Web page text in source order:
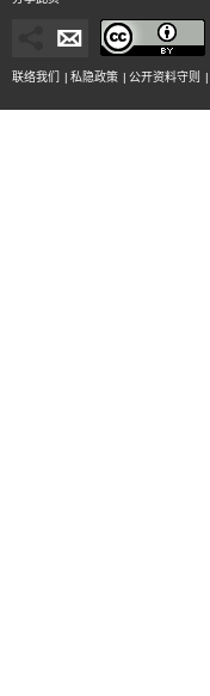
联络我们 | 私隐政策 | 公开资料守则 |